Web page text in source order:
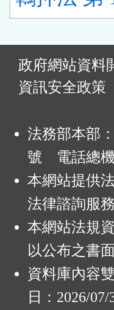
政府網站資料
資訊安全政策
法務部本部
號 電話總機
本網站提供
法律諮詢服務
本網站法規
以公布之書
資料庫內容
日：2026/07/